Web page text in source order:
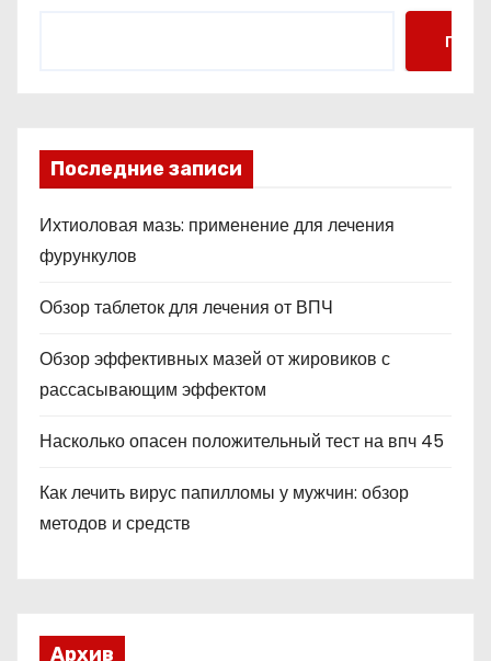
Поиск
Последние записи
Ихтиоловая мазь: применение для лечения
фурункулов
Обзор таблеток для лечения от ВПЧ
Обзор эффективных мазей от жировиков с
рассасывающим эффектом
Насколько опасен положительный тест на впч 45
Как лечить вирус папилломы у мужчин: обзор
методов и средств
Архив